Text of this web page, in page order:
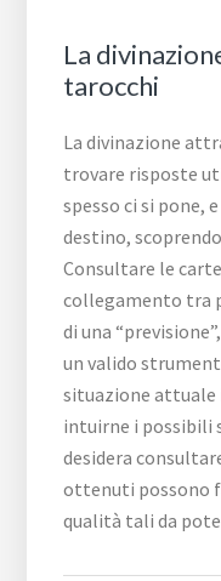
La
tarocchi
La divinazione
trovare risposte
spesso ci si pone,
destino,
Consultare le
collegamento tra
di una
un valido
situazione attuale
intuirne i possibili
desidera
ottenuti possono
qualità tali da